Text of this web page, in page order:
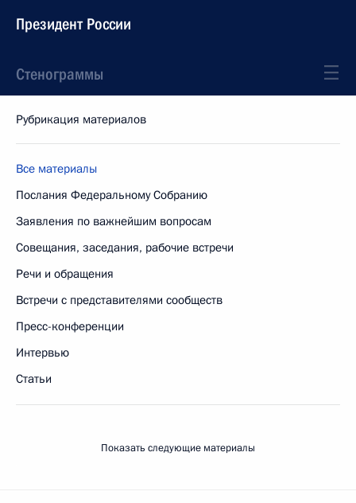
Президент России
Стенограммы
Рубрикация материалов
Все материалы
Послания Федеральному Собранию
Заявления по важнейшим вопросам
Совещания, заседания, рабочие встречи
Речи и обращения
Встречи с представителями сообществ
Пресс-конференции
Интервью
Статьи
Показать следующие материалы